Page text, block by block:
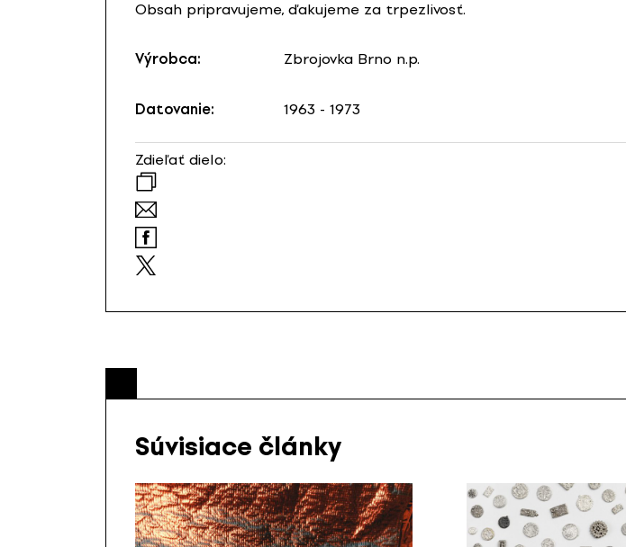
Obsah pripravujeme, ďakujeme za trpezlivosť.
Výrobca: Zbrojovka Brno n.p.
Datovanie: 1963 - 1973
Zdieľať dielo:
Súvisiace články